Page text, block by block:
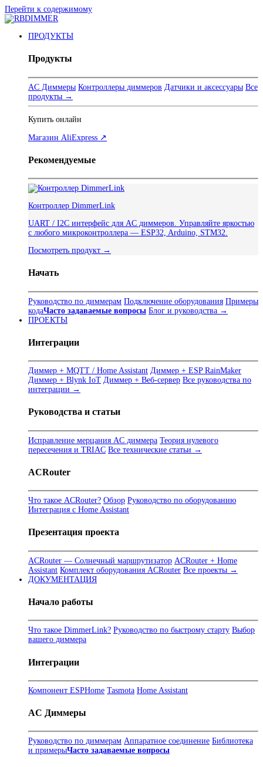
Перейти к содержимому
ПРОДУКТЫ
Продукты
AC Диммеры Контроллеры диммеров Датчики и аксессуары Все
продукты →
Купить онлайн
Магазин AliExpress ↗
Рекомендуемые
Контроллер DimmerLink
UART / I2C интерфейс для AC диммеров. Управляйте яркостью
с любого микроконтроллера — ESP32, Arduino, STM32.
Посмотреть продукт →
Начать
Руководство по диммерам Подключение оборудования Примеры
кодаЧасто задаваемые вопросы Блог и руководства →
ПРОЕКТЫ
Интеграции
Диммер + MQTT / Home Assistant Диммер + ESP RainMaker
Диммер + Blynk IoT Диммер + Веб-сервер Все руководства по
интеграции →
Руководства и статьи
Исправление мерцания AC диммера Теория нулевого
пересечения и TRIAC Все технические статьи →
ACRouter
Что такое ACRouter? Обзор Руководство по оборудованию
Интеграция с Home Assistant
Презентация проекта
ACRouter — Солнечный маршрутизатор ACRouter + Home
Assistant Комплект оборудования ACRouter Все проекты →
ДОКУМЕНТАЦИЯ
Начало работы
Что такое DimmerLink? Руководство по быстрому старту Выбор
вашего диммера
Интеграции
Компонент ESPHome Tasmota Home Assistant
AC Диммеры
Руководство по диммерам Аппаратное соединение Библиотека
и примерыЧасто задаваемые вопросы